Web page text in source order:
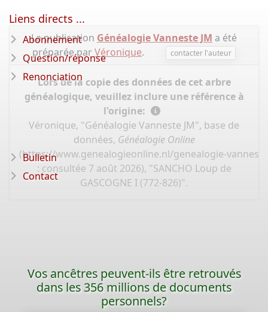
La publication Généalogie Vanneste JM a été
préparée parVéronique. contacter l'auteur
Lors de la copie des données de cet arbre
généalogique, veuillez inclure une référence à
l'origine:
Véronique, "Généalogie Vanneste JM", base de
données, Généalogie Online
(https://www.genealogieonline.nl/genealogie-
: consultée 7 août 2026), "SANCHO Loup de
GASCOGNE I (772-826)".
Liens directs ...
Abonnement
Question/réponse
Renonciation
Bulletin
Contact
Vos ancêtres peuvent-ils être retrouvés
dans les 356 millions de documents
personnels?